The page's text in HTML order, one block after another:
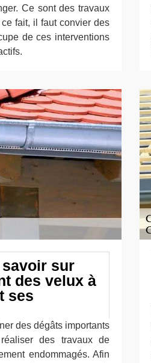
Ce sont des travaux
fait, il faut convier des
de ces interventions
sur
des velux à
ses
des dégâts importants
des travaux de
endommagés. Afin